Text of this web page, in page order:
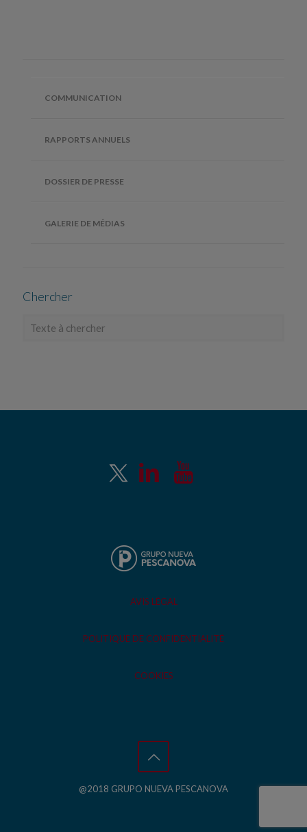
COMMUNICATION
RAPPORTS ANNUELS
DOSSIER DE PRESSE
GALERIE DE MÉDIAS
Chercher
AVIS LÉGAL
POLITIQUE DE CONFIDENTIALITÉ
COOKIES
@2018 GRUPO NUEVA PESCANOVA